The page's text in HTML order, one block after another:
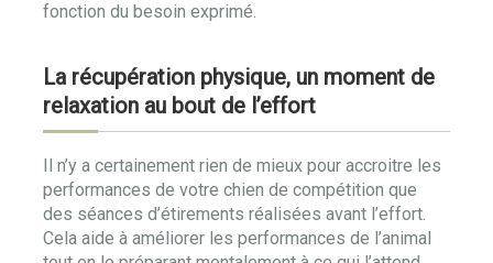
fonction du besoin exprimé.
La récupération physique, un moment de
relaxation au bout de l’effort
Il n’y a certainement rien de mieux pour accroitre les
performances de votre chien de compétition que
des séances d’étirements réalisées avant l’effort.
Cela aide à améliorer les performances de l’animal